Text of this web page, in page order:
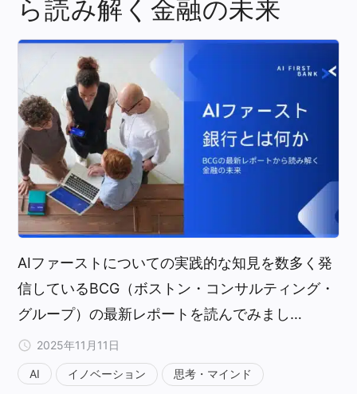
ら読み解く金融の未来
AIファーストについての実践的な知見を数多く発
信しているBCG（ボストン・コンサルティング・
グループ）の最新レポートを読んでみまし…
2025年11月11日
AI イノベーション 思考・マインド